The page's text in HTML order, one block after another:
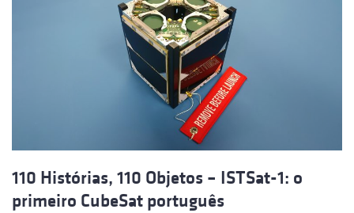
110 Histórias, 110 Objetos – ISTSat-1: o
primeiro CubeSat português